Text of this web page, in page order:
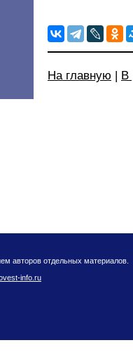
На главную | В
авторов отдельных материалов.
info.ru